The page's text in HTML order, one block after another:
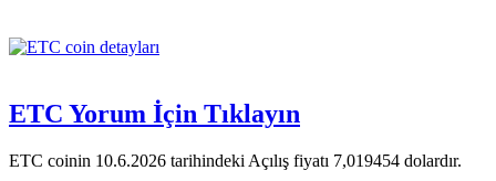
ETC Yorum İçin Tıklayın
ETC coinin 10.6.2026 tarihindeki Açılış fiyatı 7,019454 dolardır.